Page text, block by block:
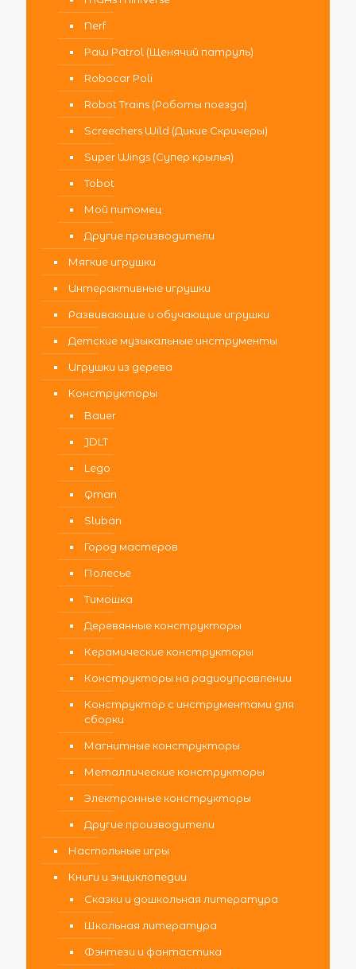
Nerf
Paw Patrol (Щенячий патруль)
Robocar Poli
Robot Trains (Роботы поезда)
Screechers Wild (Дикие Скричеры)
Super Wings (Супер крылья)
Tobot
Мой питомец
Другие производители
Мягкие игрушки
Интерактивные игрушки
Развивающие и обучающие игрушки
Детские музыкальные инструменты
Игрушки из дерева
Конструкторы
Bauer
JDLT
Lego
Qman
Sluban
Город мастеров
Полесье
Тимошка
Деревянные конструкторы
Керамические конструкторы
Конструкторы на радиоуправлении
Конструктор с инструментами для
сборки
Магнитные конструкторы
Металлические конструкторы
Электронные конструкторы
Другие производители
Настольные игры
Книги и энциклопедии
Сказки и дошкольная литература
Школьная литература
Фэнтези и фантастика